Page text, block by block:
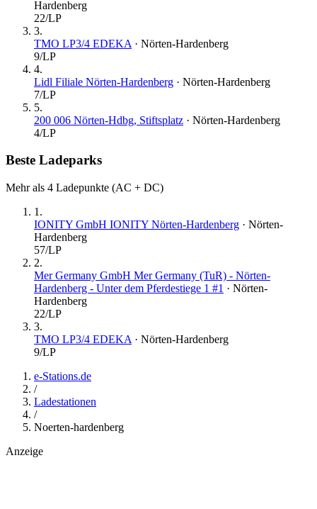
Hardenberg
22/LP
3.
TMO LP3/4 EDEKA · Nörten-Hardenberg
9/LP
4.
Lidl Filiale Nörten-Hardenberg · Nörten-Hardenberg
7/LP
5.
200 006 Nörten-Hdbg, Stiftsplatz · Nörten-Hardenberg
4/LP
Beste Ladeparks
Mehr als 4 Ladepunkte (AC + DC)
1 .
IONITY GmbH IONITY Nörten-Hardenberg · Nörten-
Hardenberg
57/LP
2.
Mer Germany GmbH Mer Germany (TuR) - Nörten-
Hardenberg - Unter dem Pferdestiege 1 #1 · Nörten-
Hardenberg
22/LP
3.
TMO LP3/4 EDEKA · Nörten-Hardenberg
9/LP
e-Stations.de
/
Ladestationen
/
Noerten-hardenberg
Anzeige